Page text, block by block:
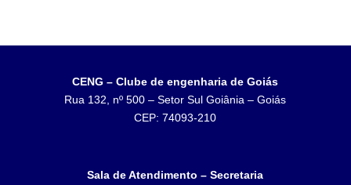
CENG – Clube de engenharia de Goiás
Rua 132, nº 500 – Setor Sul Goiânia – Goiás
CEP: 74093-210
Sala de Atendimento – Secretaria